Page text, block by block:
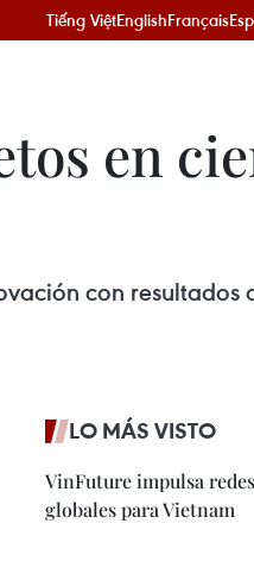
Tiếng ViệtEnglishFrançais
en
con resultados
LO MÁS VISTO
VinFuture impulsa
globales para Vietnam